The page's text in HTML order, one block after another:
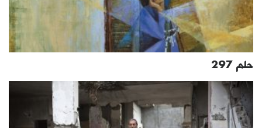
حلم 297